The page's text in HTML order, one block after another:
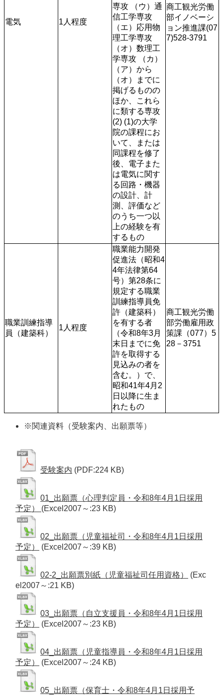
電気 1人程度
専攻 （ウ）通
信工学専攻
（エ）応用物
理工学専攻
（オ）数理工
学専攻 （カ）
（ア）から
（オ）までに
掲げるものの
ほか、これら
に類する専攻
(2) (1)の大学
院の課程にお
いて、または
同課程を修了
後、電子また
は電気に関す
る回路・機器
の設計、計
測、評価など
のうち一つ以
上の経験を有
するもの
商工観光労働
部イノベーシ
ョン推進課(07
7)528-3791
職業訓練指導
員（建築科）
1人程度
職業能力開発
促進法（昭和4
4年法律第64
号）第28条に
規定する職業
訓練指導員免
許（建築科）
を有する者
（令和8年3月
末日までに免
許を取得する
見込みの者を
含む。）で、
昭和41年4月2
日以降に生ま
れたもの
商工観光労働
部労働雇用政
策課（077）5
28－3751
※関連資料（受験案内、出願票等）
受験案内 (PDF:224 KB)
01_出願票（心理判定員・令和8年4月1日採用
予定） (Excel2007～:23 KB)
02_出願票（児童福祉司・令和8年4月1日採用
予定）
(Excel2007～:39 KB)
02-2_出願票別紙（児童福祉司任用資格）
(Exc
el2007～:21 KB)
03_出願票（自立支援員・令和8年4月1日採用
予定）
(Excel2007～:23 KB)
04_出願票（児童指導員・令和8年4月1日採用
予定）
(Excel2007～:24 KB)
05_出願票（保育士・令和8年4月1日採用予